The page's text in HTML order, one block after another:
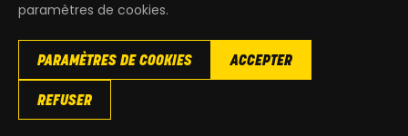
Copyright© 2026 KdQuad. Tous droits reservés |
Cookies
paramètres de cookies.
PARAMÈTRES DE COOKIES ACCEPTER
REFUSER